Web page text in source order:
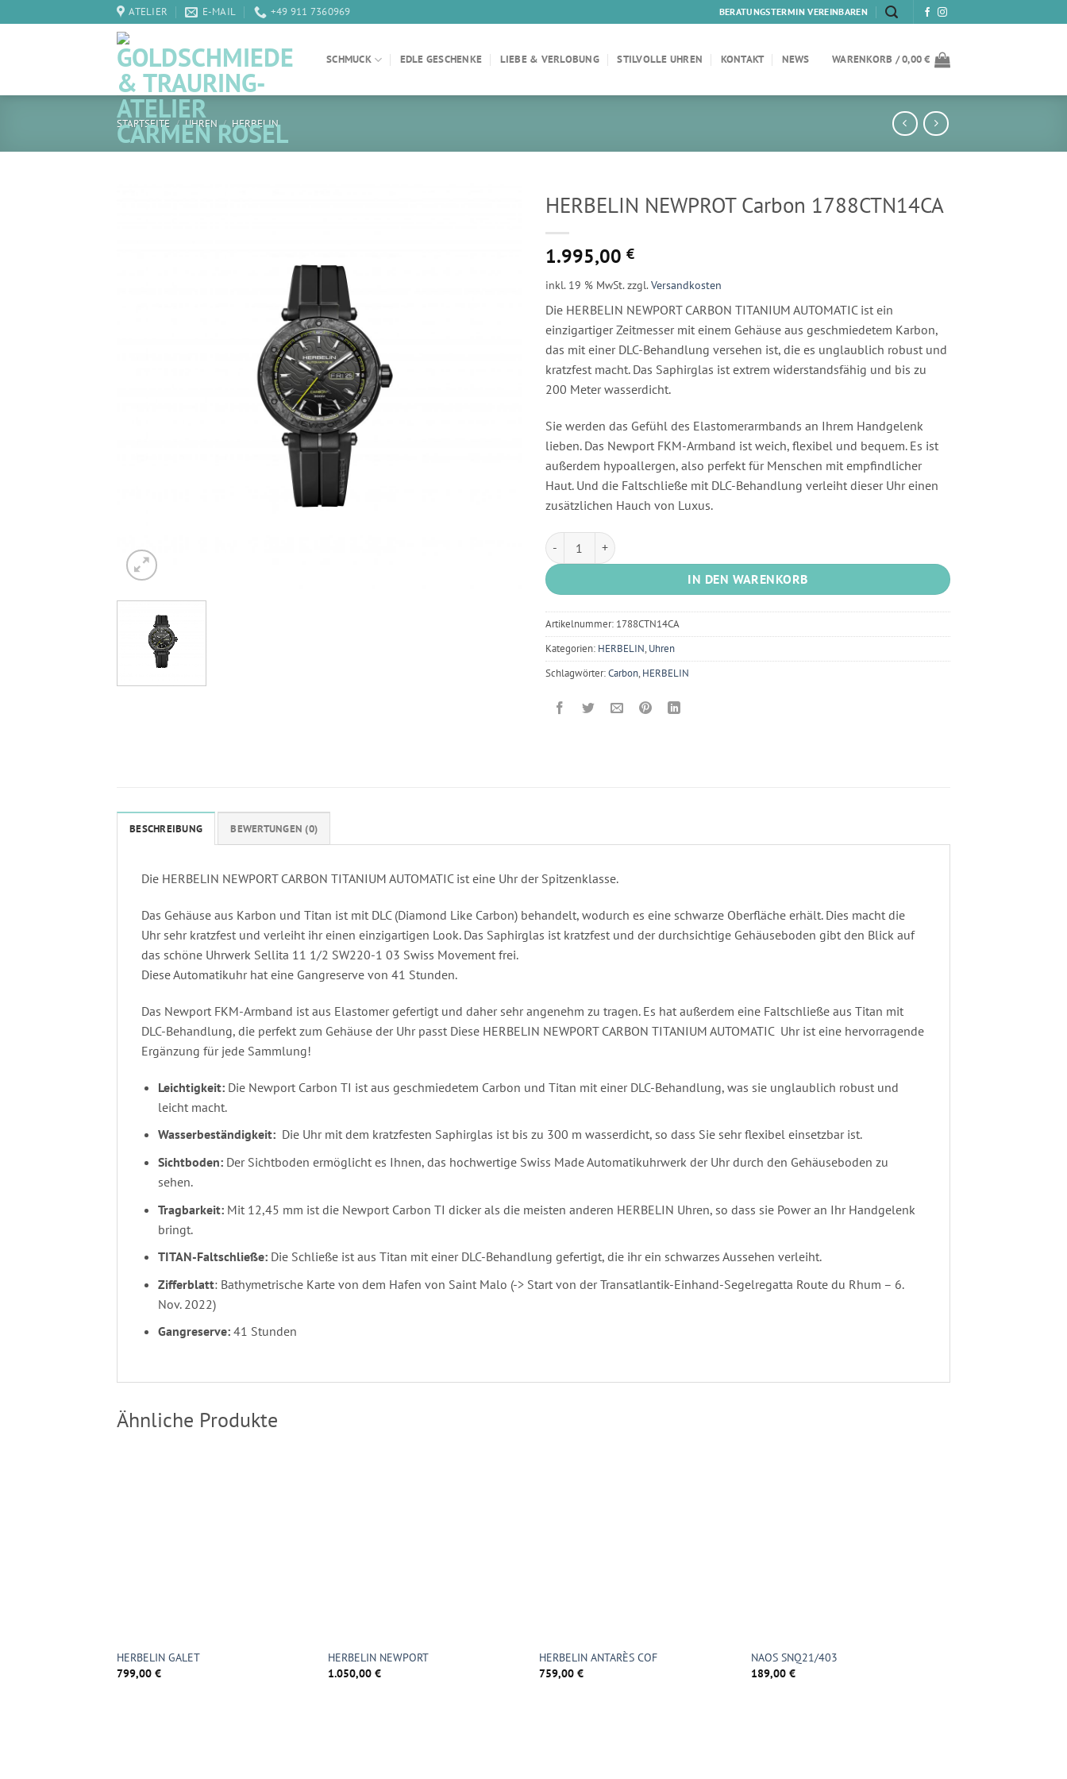
Inhalt
ATELIER E-MAIL +49 911 7360969 BERATUNGSTERMIN VEREINBAREN
SCHMUCK EDLE GESCHENKE LIEBE & VERLOBUNG STILVOLLE UHREN KONTAKT NEWS WARENKORB /0,00€
STARTSEITE / UHREN / HERBELIN
HERBELIN NEWPROT Carbon 1788CTN14CA
1.995,00 €
inkl. 19 % MwSt. zzgl.Versandkosten
Die HERBELIN NEWPORT CARBON TITANIUM AUTOMATIC ist ein
einzigartiger Zeitmesser mit einem Gehäuse aus geschmiedetem Karbon,
das mit einer DLC-Behandlung versehen ist, die es unglaublich robust und
kratzfest macht. Das Saphirglas ist extrem widerstandsfähig und bis zu
200 Meter wasserdicht.
Sie werden das Gefühl des Elastomerarmbands an Ihrem Handgelenk
lieben. Das Newport FKM-Armband ist weich, flexibel und bequem. Es ist
außerdem hypoallergen, also perfekt für Menschen mit empfindlicher
Haut. Und die Faltschließe mit DLC-Behandlung verleiht dieser Uhr einen
zusätzlichen Hauch von Luxus.
HERBELIN NEWPROT Carbon 1788CTN14CA Menge
IN DEN WARENKORB
Artikelnummer: 1788CTN14CA
Kategorien: HERBELIN, Uhren
Schlagwörter:Carbon, HERBELIN
BESCHREIBUNG BEWERTUNGEN (0)
Die HERBELIN NEWPORT CARBON TITANIUM AUTOMATIC ist eine Uhr der Spitzenklasse.
Das Gehäuse aus Karbon und Titan ist mit DLC (Diamond Like Carbon) behandelt, wodurch es eine schwarze Oberfläche erhält. Dies macht die
Uhr sehr kratzfest und verleiht ihr einen einzigartigen Look. Das Saphirglas ist kratzfest und der durchsichtige Gehäuseboden gibt den Blick auf
das schöne Uhrwerk Sellita 11 1/2 SW220-1 03 Swiss Movement frei.
Diese Automatikuhr hat eine Gangreserve von 41 Stunden.
Das Newport FKM-Armband ist aus Elastomer gefertigt und daher sehr angenehm zu tragen. Es hat außerdem eine Faltschließe aus Titan mit
DLC-Behandlung, die perfekt zum Gehäuse der Uhr passt Diese HERBELIN NEWPORT CARBON TITANIUM AUTOMATIC Uhr ist eine hervorragende
Ergänzung für jede Sammlung!
Leichtigkeit:Die Newport Carbon TI ist aus geschmiedetem Carbon und Titan mit einer DLC-Behandlung, was sie unglaublich robust und
leicht macht.
Wasserbeständigkeit: Die Uhr mit dem kratzfesten Saphirglas ist bis zu 300 m wasserdicht, so dass Sie sehr flexibel einsetzbar ist.
Sichtboden:Der Sichtboden ermöglicht es Ihnen, das hochwertige Swiss Made Automatikuhrwerk der Uhr durch den Gehäuseboden zu
sehen.
Tragbarkeit:Mit 12,45 mm ist die Newport Carbon TI dicker als die meisten anderen HERBELIN Uhren, so dass sie Power an Ihr Handgelenk
bringt.
TITAN-Faltschließe:Die Schließe ist aus Titan mit einer DLC-Behandlung gefertigt, die ihr ein schwarzes Aussehen verleiht.
Zifferblatt: Bathymetrische Karte von dem Hafen von Saint Malo (-> Start von der Transatlantik-Einhand-Segelregatta Route du Rhum – 6.
Nov. 2022)
Gangreserve:41 Stunden
Ähnliche Produkte
HERBELIN GALET
799,00 €
HERBELIN NEWPORT
1.050,00€
HERBELIN ANTARÈS COF
759,00€
NAOS SNQ21/403
189,00 €